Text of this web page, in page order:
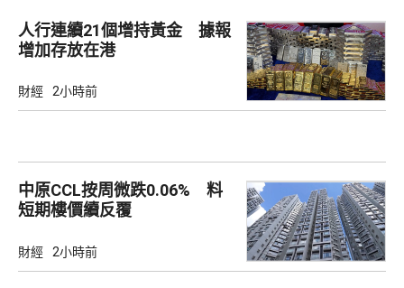
人行連續21個增持黃金 據報
增加存放在港
財經 2小時前
中原CCL按周微跌0.06% 料
短期樓價續反覆
財經 2小時前